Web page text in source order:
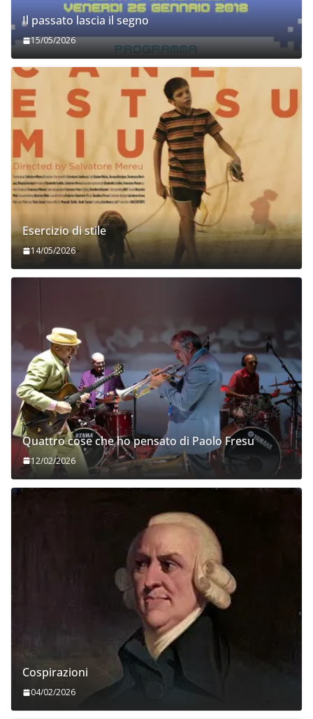
Il passato lascia il segno
15/05/2026
Esercizio di stile
14/05/2026
Quattro cose che ho pensato di Paolo Fresu
12/02/2026
Cospirazioni
04/02/2026